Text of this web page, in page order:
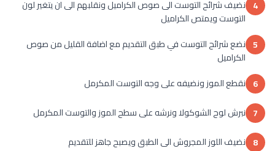
4 نضيف شرائح التوست الى صوص الكراميل ونقلبهم الى ان يتغير لون
التوست ويمتص الكراميل
5 نضع شرائح التوست في طبق التقديم مع اضافة القليل من صوص
الكراميل
6 نقطع الموز ونضيفه على وجه التوست المكرمل
7 نبرش لوح الشوكولا ونرشه على سطح الموز والتوست المكرمل
8 نضيف اللوز المجروش الى الطبق ويصبح جاهز للتقديم